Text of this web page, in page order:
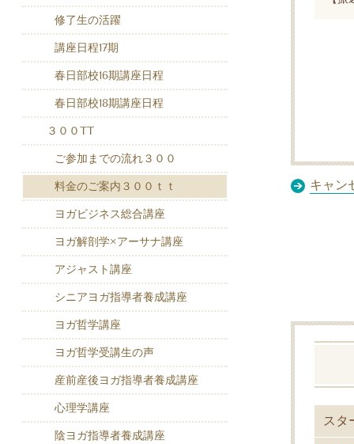
キャン
スタ
修了生の活躍
講座日程17期
春日部校16期講座日程
春日部校18期講座日程
３００TT
ご参加までの流れ３００
料金のご案内３００ｔｔ
ヨガビジネス総合講座
ヨガ解剖学×アーサナ講座
アジャスト講座
シニアヨガ指導者養成講座
ヨガ哲学講座
ヨガ哲学受講生の声
産前産後ヨガ指導者養成講座
心理学講座
陰ヨガ指導者養成講座